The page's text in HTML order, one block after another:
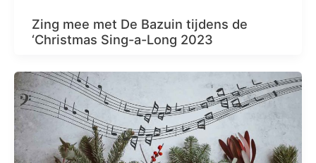
Zing mee met De Bazuin tijdens de
‘Christmas Sing-a-Long 2023